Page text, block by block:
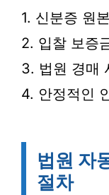
1. 신분증 원본
2. 입찰 보증
3. 법원 경매
4. 안정적인
법원 자
절차